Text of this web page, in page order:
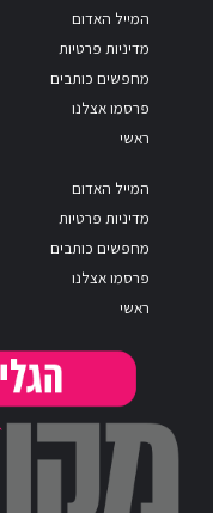
המייל האדום
מדיניות פרטיות
מחפשים כותבים
פרסמו אצלנו
ראשי
המייל האדום
מדיניות פרטיות
מחפשים כותבים
פרסמו אצלנו
ראשי